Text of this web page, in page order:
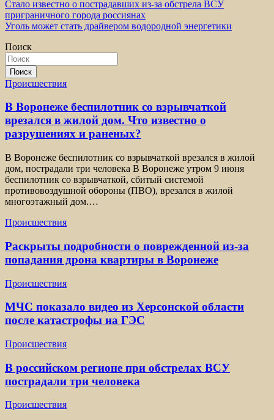
Навигация
по
Стало известно о пострадавших из-за обстрела ВСУ
приграничного города россиянах
Уголь может стать драйвером водородной энергетики
Поиск
Поиск
Происшествия
В Воронеже беспилотник со взрывчаткой
врезался в жилой дом. Что известно о
разрушениях и раненых?
В Воронеже беспилотник со взрывчаткой врезался в жилой
дом, пострадали три человека В Воронеже утром 9 июня
беспилотник со взрывчаткой, сбитый системой
противовоздушной обороны (ПВО), врезался в жилой
многоэтажный дом.…
Происшествия
Раскрыты подробности о поврежденной из-за
попадания дрона квартиры в Воронеже
Происшествия
МЧС показало видео из Херсонской области
после катастрофы на ГЭС
Происшествия
В российском регионе при обстрелах ВСУ
пострадали три человека
Происшествия